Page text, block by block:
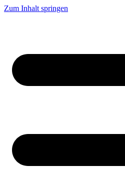
Zum Inhalt springen